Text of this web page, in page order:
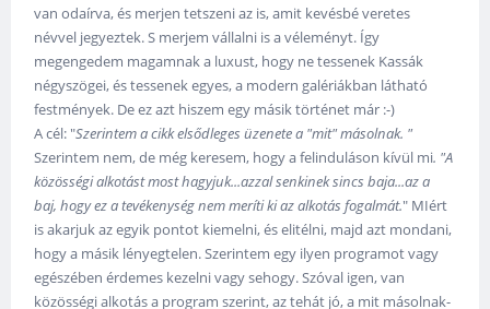
van odaírva, és merjen tetszeni az is, amit kevésbé veretes
névvel jegyeztek. S merjem vállalni is a véleményt. Így
megengedem magamnak a luxust, hogy ne tessenek Kassák
négyszögei, és tessenek egyes, a modern galériákban látható
festmények. De ez azt hiszem egy másik történet már :-)
A cél: "Szerintem a cikk elsődleges üzenete a "mit" másolnak. "
Szerintem nem, de még keresem, hogy a felinduláson kívül mi. "A
közösségi alkotást most hagyjuk...azzal senkinek sincs baja...az a
baj, hogy ez a tevékenység nem meríti ki az alkotás fogalmát." MIért
is akarjuk az egyik pontot kiemelni, és elitélni, majd azt mondani,
hogy a másik lényegtelen. Szerintem egy ilyen programot vagy
egészében érdemes kezelni vagy sehogy. Szóval igen, van
közösségi alkotás a program szerint, az tehát jó, a mit másolnak-